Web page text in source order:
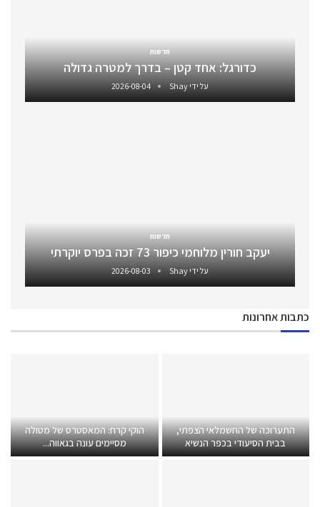
חדשות
כדורגל: אחד קטן – בדרך למטרה גדולה
על ידיShay
2026-08-04
חדשות
יעקב חורין מלוחמי כיפור 73 זכה בפרס יוקרתי
על ידיShay
2026-08-03
כתבות אחרונות
התערוכה של החשמלאי הצפתי,
בבית הסיעודי בכפר הנשיא
הוקי קרח: המאסטרס של מטולה
מסיימים עונה בגאווה...